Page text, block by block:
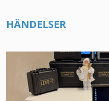
HÄNDELSER